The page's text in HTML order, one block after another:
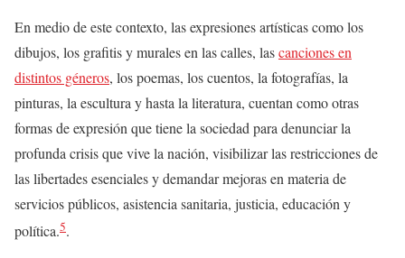
En medio de este contexto, las expresiones artísticas como los
dibujos, los grafitis y murales en las calles, lascanciones en
distintos géneros, los poemas, los cuentos, la fotografías, la
pinturas, la escultura y hasta la literatura, cuentan como otras
formas de expresión que tiene la sociedad para denunciar la
profunda crisis que vive la nación, visibilizar las restricciones de
las libertades esenciales y demandar mejoras en materia de
servicios públicos, asistencia sanitaria, justicia, educación y
política.5.